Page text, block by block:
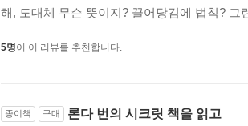
은 책은 다시 잘 안 보는데, 이 책은 다시 읽었